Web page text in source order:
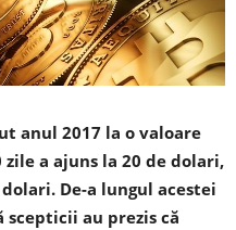
anul 2017 la o valoare
a ajuns la 20 de dolari,
De-a lungul acestei
scepticii au prezis că